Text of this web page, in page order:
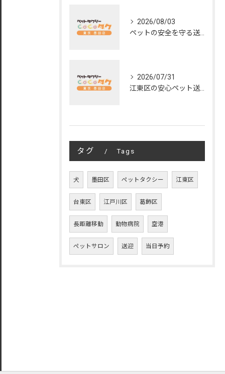
2026/08/03
2026/07/31
タグ Tags
犬 墨田区 ペットタクシー 江東区
台東区 江戸川区 葛飾区
長距離移動 動物病院 空港
ペットサロン 送迎 当日予約